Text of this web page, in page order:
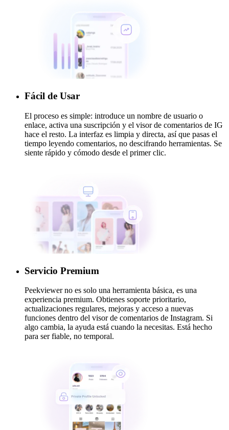
Fácil de Usar
El proceso es simple: introduce un nombre de usuario o
enlace, activa una suscripción y el visor de comentarios de IG
hace el resto. La interfaz es limpia y directa, así que pasas el
tiempo leyendo comentarios, no descifrando herramientas. Se
siente rápido y cómodo desde el primer clic.
Servicio Premium
Peekviewer no es solo una herramienta básica, es una
experiencia premium. Obtienes soporte prioritario,
actualizaciones regulares, mejoras y acceso a nuevas
funciones dentro del visor de comentarios de Instagram. Si
algo cambia, la ayuda está cuando la necesitas. Está hecho
para ser fiable, no temporal.